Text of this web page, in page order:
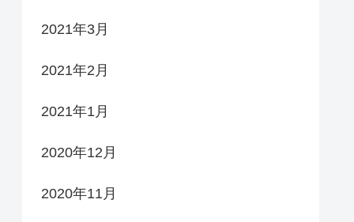
2021年3月
2021年2月
2021年1月
2020年12月
2020年11月